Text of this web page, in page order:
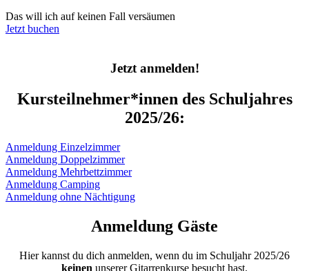
Das will ich auf keinen Fall versäumen
Jetzt buchen
Jetzt anmelden!
Kursteilnehmer*innen des Schuljahres
2025/26:
Anmeldung Einzelzimmer
Anmeldung Doppelzimmer
Anmeldung Mehrbettzimmer
Anmeldung Camping
Anmeldung ohne Nächtigung
Anmeldung Gäste
Hier kannst du dich anmelden, wenn du im Schuljahr 2025/26
keinen unserer Gitarrenkurse besucht hast.